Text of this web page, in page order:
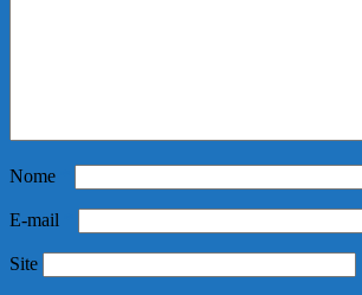
Nome
E-mail
Site